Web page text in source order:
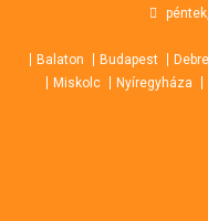
contentBalaton Budapest
Miskolc
Nyíregyháza